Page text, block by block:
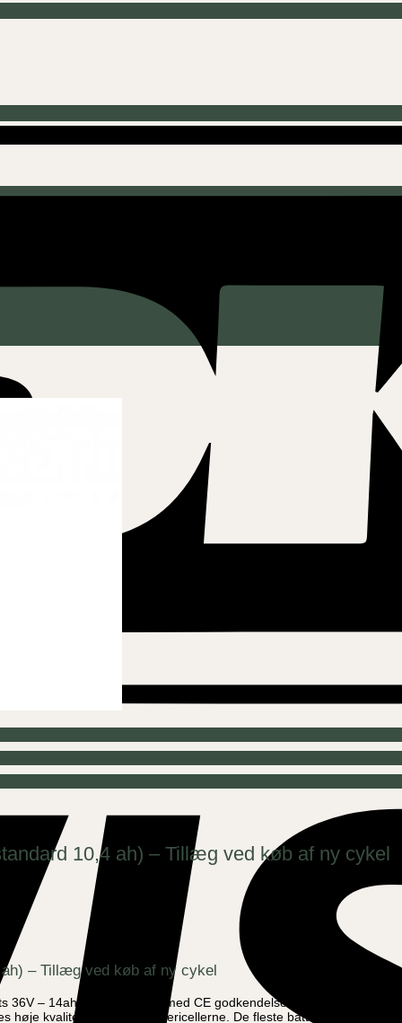
10,4 ah) – Tillæg ved køb af ny cykel
– Tillæg ved køb af ny cykel
– 14ah Lithium batteri med CE godkendelse og kør derfor
høje kvalitet niveau på battericellerne. De fleste batteriudbydere